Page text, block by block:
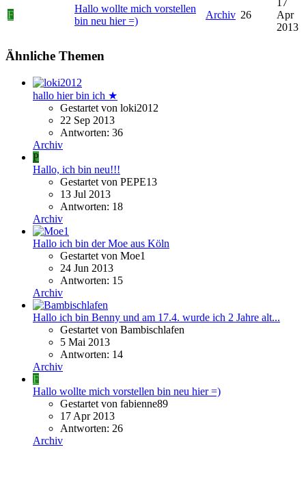
F
Hallo wollte mich vorstellen
bin neu hier =)
Archiv 26
17
Apr
2013
Ähnliche Themen
hallo hier bin ich ★
Gestartet von loki2012
22 Sep 2013
Antworten: 36
Archiv
P
Hallo, ich bin neu!!!
Gestartet von PEPE13
13 Jul 2013
Antworten: 18
Archiv
Hallo ich bin der Moe aus Köln
Gestartet von Moe1
24 Jun 2013
Antworten: 15
Archiv
Hallo ich bin Benny und am 17.4. wurde ich 2 Jahre alt...
Gestartet von Bambischlafen
5 Mai 2013
Antworten: 14
Archiv
F
Hallo wollte mich vorstellen bin neu hier =)
Gestartet von fabienne89
17 Apr 2013
Antworten: 26
Archiv